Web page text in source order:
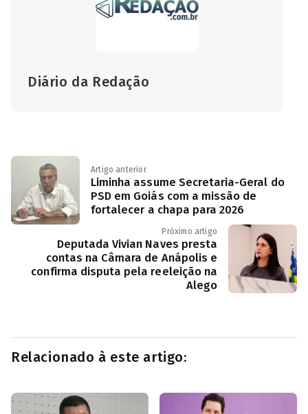
Diário da Redação
Artigo anterior
Liminha assume Secretaria-Geral do
PSD em Goiás com a missão de
fortalecer a chapa para 2026
Próximo artigo
Deputada Vivian Naves presta
contas na Câmara de Anápolis e
confirma disputa pela reeleição na
Alego
Relacionado à este artigo: